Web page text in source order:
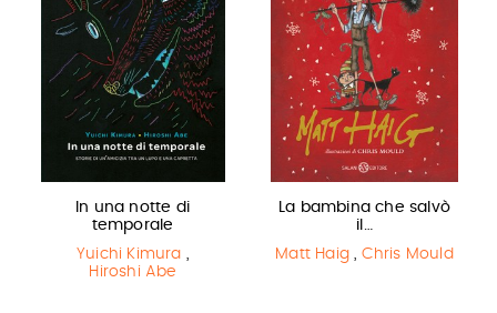
In una notte di
temporale
Yuichi Kimura ,
Hiroshi Abe
La bambina che salvò
il…
Matt Haig , Chris Mould